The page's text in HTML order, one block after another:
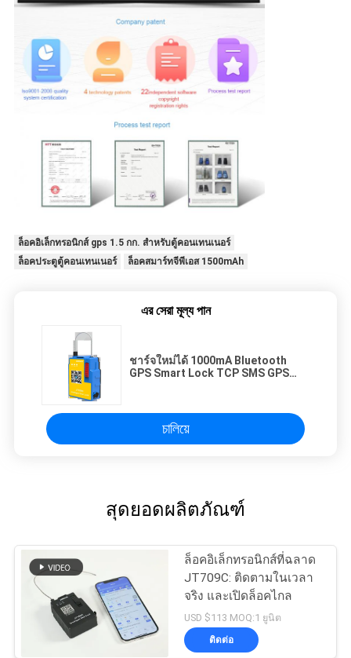
ล็อคอิเล็กทรอนิกส์ gps 1.5 กก. สำหรับตู้คอนเทนเนอร์
ล็อคประตูตู้คอนเทนเนอร์
ล็อคสมาร์ทจีพีเอส 1500mAh
এর সেরা মূল্য পান
ชาร์จใหม่ได้ 1000mA Bluetooth
GPS Smart Lock TCP SMS GPS
চালিয়ে
สุดยอดผลิตภัณฑ์
ล็อคอิเล็กทรอนิกส์ที่ฉลาด
JT709C: ติดตามในเวลา
จริง และเปิดล็อคไกล
USD $113 MOQ:1 ยูนิต
ติดต่อ